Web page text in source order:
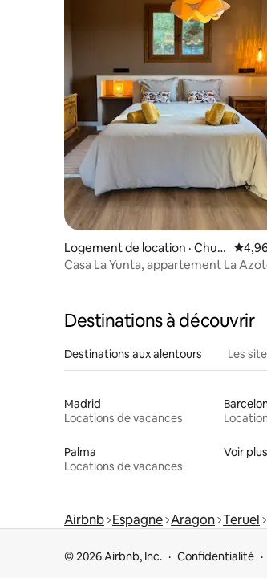
Logement de location · Chulill
a
Note
Casa La Yunta, appartement La
Destinations à découvrir
Destinations aux alentours Les
Madrid
Locations de vacances
Palma
Locations de vacances
Voir
Airbnb Espagne Aragon Teruel
© 2026 Airbnb, Inc. Confidentialité